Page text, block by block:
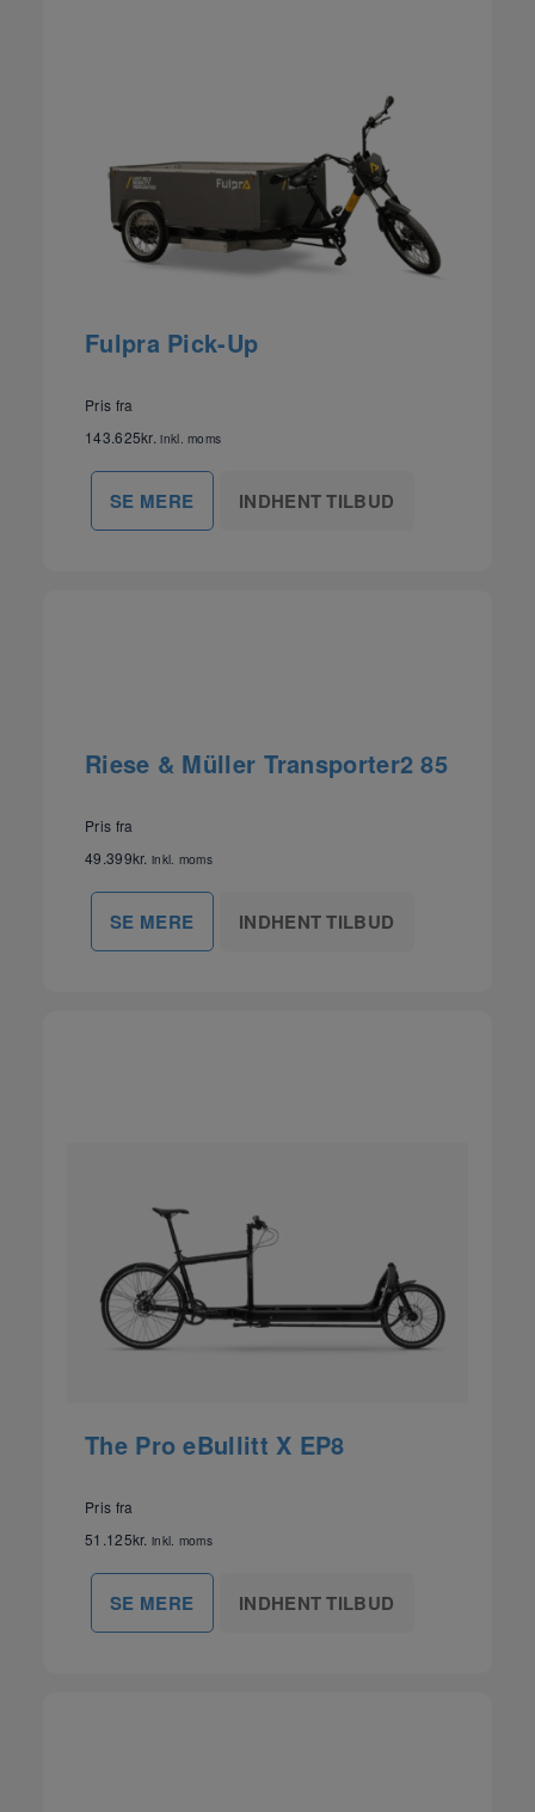
Fulpra Pick-Up
Pris fra
143.625kr. inkl. moms
SE MERE INDHENT TILBUD
Riese & Müller Transporter2 85
Pris fra
49.399kr. inkl. moms
SE MERE INDHENT TILBUD
The Pro eBullitt X EP8
Pris fra
51.125kr. inkl. moms
SE MERE INDHENT TILBUD